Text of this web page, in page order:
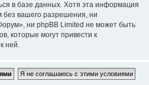
в базе данных. Хотя эта информация
без вашего разрешения, ни
ни phpBB Limited не может быть
которые могут привести к
ней.